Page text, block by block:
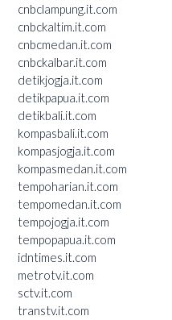
cnbclampung.it.com
cnbckaltim.it.com
cnbcmedan.it.com
cnbckalbar.it.com
detikjogja.it.com
detikpapua.it.com
detikbali.it.com
kompasbali.it.com
kompasjogja.it.com
kompasmedan.it.com
tempoharian.it.com
tempomedan.it.com
tempojogja.it.com
tempopapua.it.com
idntimes.it.com
metrotv.it.com
sctv.it.com
transtv.it.com